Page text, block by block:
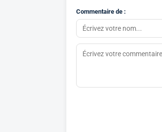
Commentaire de :